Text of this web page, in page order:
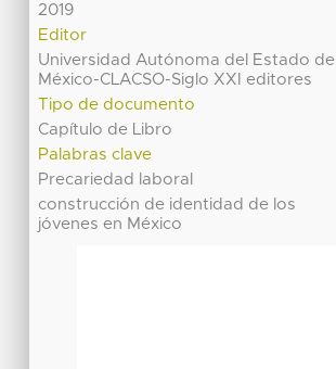
2019
Editor
Universidad Autónoma del Estado de
México-CLACSO-Siglo XXI editores
Tipo de documento
Capítulo de Libro
Palabras clave
Precariedad laboral
construcción de identidad de los
jóvenes en México